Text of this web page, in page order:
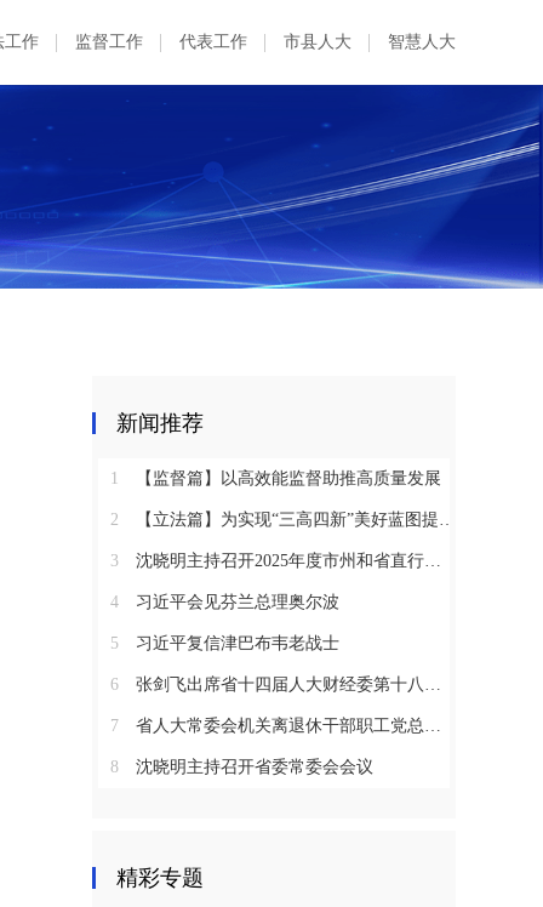
工作 监督工作 代表工作 市县人大 智慧人大
新闻推荐
1 【监督篇】以高效能监督助推高质量发展
2 【立法篇】为实现“三高四新”美好蓝图提供坚实法治保障
3 沈晓明主持召开2025年度市州和省直行业系统党（工）委书记抓基层党建工作述职评议会议
4 习近平会见芬兰总理奥尔波
5 习近平复信津巴布韦老战士
6 张剑飞出席省十四届人大财经委第十八次全体会议
7 省人大常委会机关离退休干部职工党总支召开2025年度总结表彰大会
8 沈晓明主持召开省委常委会会议
精彩专题